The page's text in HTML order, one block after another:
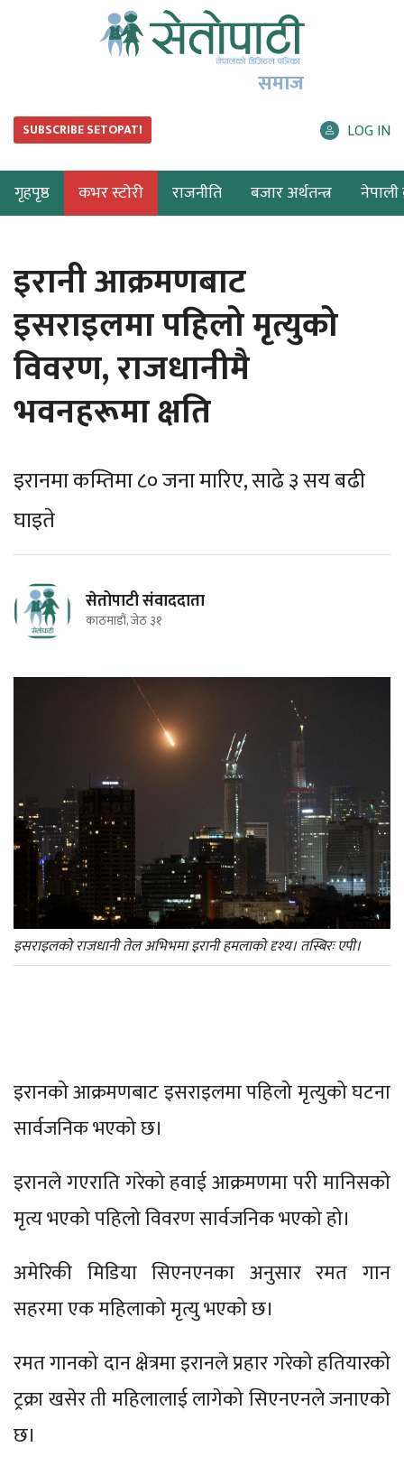
समाज
SUBSCRIBE SETOPATI LOG IN
गृहपृष्ठ कभर स्टोरी राजनीति बजार अर्थतन्त्र नेपाली
इरानी आक्रमणबाट
इसराइलमा पहिलो मृत्युको
विवरण, राजधानीमै
भवनहरूमा क्षति
इरानमा कम्तिमा ८० जना मारिए, साढे ३ सय बढी
घाइते
सेतोपाटी संवाददाता
काठमाडौं, जेठ ३१
इसराइलको राजधानी तेल अभिभमा इरानी हमलाको दृश्य। तस्बिरः एपी।
इरानको आक्रमणबाट इसराइलमा पहिलो मृत्युको घटना
सार्वजनिक भएको छ।
इरानले गएराति गरेको हवाई आक्रमणमा परी मानिसको
मृत्य भएको पहिलो विवरण सार्वजनिक भएको हो।
अमेरिकी मिडिया सिएनएनका अनुसार रमत गान
सहरमा एक महिलाको मृत्यु भएको छ।
रमत गानको दान क्षेत्रमा इरानले प्रहार गरेको हतियारको
ट्रक्रा खसेर ती महिलालाई लागेको सिएनएनले जनाएको
छ।